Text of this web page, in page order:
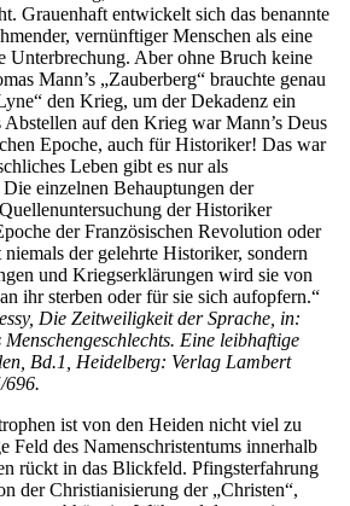
Grauenhaft entwickelt sich das benannte
vernünftiger Menschen als eine
Unterbrechung. Aber ohne Bruch keine
Mann’s „Zauberberg“ brauchte genau
den Krieg, um der Dekadenz ein
auf den Krieg war Mann’s Deus
Epoche, auch für Historiker! Das war
Leben gibt es nur als
einzelnen Behauptungen der
der Historiker
der Französischen Revolution oder
der gelehrte Historiker, sondern
und Kriegserklärungen wird sie von
ihr sterben oder für sie sich aufopfern.“
Die Zeitweiligkeit der Sprache, in:
Eine leibhaftige
Bd.1, Heidelberg: Verlag Lambert
696.
ist von den Heiden nicht viel zu
Feld des Namenschristentums innerhalb
rückt in das Blickfeld. Pfingsterfahrung
der Christianisierung der „Christen“,